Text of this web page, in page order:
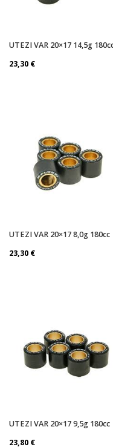
UTEZI VAR 20×17 14,5g
23,30 €
UTEZI VAR 20×17 8,0g 180cc
23,30 €
UTEZI VAR 20×17 9,5g 180cc
23,80 €